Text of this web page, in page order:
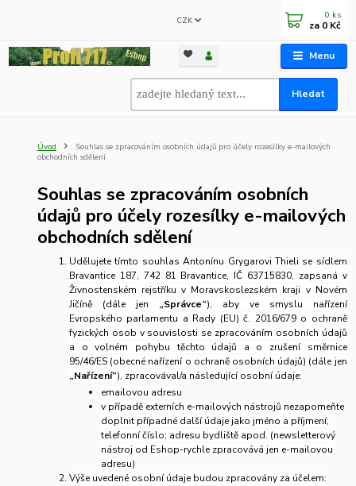
Menu
CZK
Hledat
0 ks
za 0 Kč
Úvod
Souhlas se zpracováním osobních údajů pro účely rozesílky e-mailových
obchodních sdělení
Souhlas se zpracováním osobních
údajů pro účely rozesílky e-mailových
obchodních sdělení
Udělujete tímto souhlas Antonínu Grygarovi Thieli se sídlem
Bravantice 187, 742 81 Bravantice, IČ 63715830, zapsaná v
Živnostenském rejstříku v Moravskoslezském kraji v Novém
Jičíně (dále jen „Správce“), aby ve smyslu nařízení
Evropského parlamentu a Rady (EU) č. 2016/679 o ochraně
fyzických osob v souvislosti se zpracováním osobních údajů
a o volném pohybu těchto údajů a o zrušení směrnice
95/46/ES (obecné nařízení o ochraně osobních údajů) (dále jen
„Nařízení“), zpracovával/a následující osobní údaje:
emailovou adresu
v případě externích e-mailových nástrojů nezapomeňte
doplnit případné další údaje jako jméno a příjmení;
telefonní číslo; adresu bydliště apod. (newsletterový
nástroj od Eshop-rychle zpracovává jen e-mailovou
adresu)
Výše uvedené osobní údaje budou zpracovány za účelem: